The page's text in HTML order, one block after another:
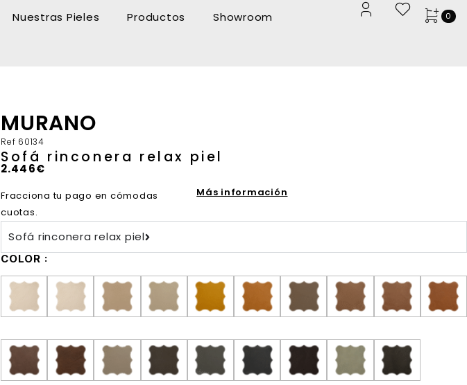
Nuestras Pieles Productos Showroom 0
MURANO
Ref 60134
Sofá rinconera relax piel
2.446€
Fracciona tu pago en cómodas
cuotas.
Más información
Sofá rinconera relax piel
COLOR